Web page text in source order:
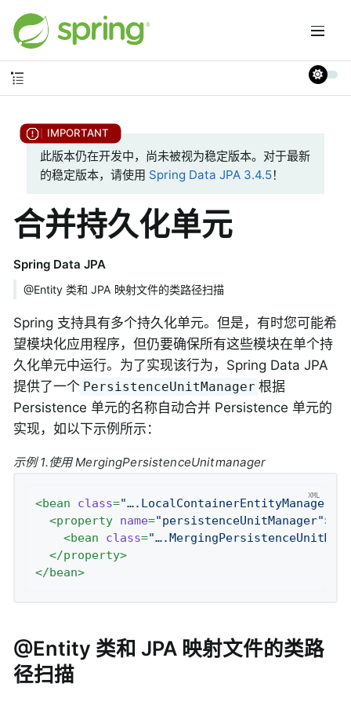
此版本仍在开发中，尚未被视为稳定版本。对于最新
的稳定版本，请使用 Spring Data JPA 3.4.5！
合并持久化单元
Spring Data JPA
@Entity 类和 JPA 映射文件的类路径扫描
Spring 支持具有多个持久化单元。但是，有时您可能希
望模块化应用程序，但仍要确保所有这些模块在单个持
久化单元中运行。为了实现该行为，Spring Data JPA
提供了一个 PersistenceUnitManager 根据
Persistence 单元的名称自动合并 Persistence 单元的
实现，如以下示例所示：
示例 1.使用 MergingPersistenceUnitmanager
<bean class=
<property name="persistenceUnitManager">
<bean class=
</property>
</bean>
@Entity 类和 JPA 映射文件的类路
径扫描